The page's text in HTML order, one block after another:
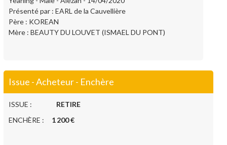
Présenté par : EARL de la Cauvellière
Père : KOREAN
Mère : BEAUTY DU LOUVET (ISMAEL DU PONT)
Issue - Acheteur - Enchère
ISSUE : RETIRE
ENCHÈRE : 1 200 €